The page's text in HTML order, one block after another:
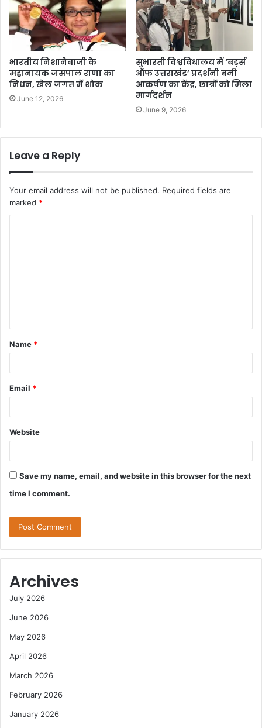
भारतीय निशानेबाजी के
महानायक जसपाल राणा का
निधन, खेल जगत में शोक
June 12, 2026
सुभारती विश्वविधालय में ‘बर्ड्स
ऑफ उत्तराखंड’ प्रदर्शनी बनी
आकर्षण का केंद्र, छात्रों को मिला
मार्गदर्शन
June 9, 2026
Leave a Reply
Your email address will not be published. Required fields are
marked *
t
*
Name *
Email *
Website
Save my name, email, and website in this browser for the next
time I comment.
Archives
July 2026
June 2026
May 2026
April 2026
March 2026
February 2026
January 2026